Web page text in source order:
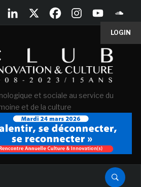
LOGIN
et sociale au service du
et de la culture